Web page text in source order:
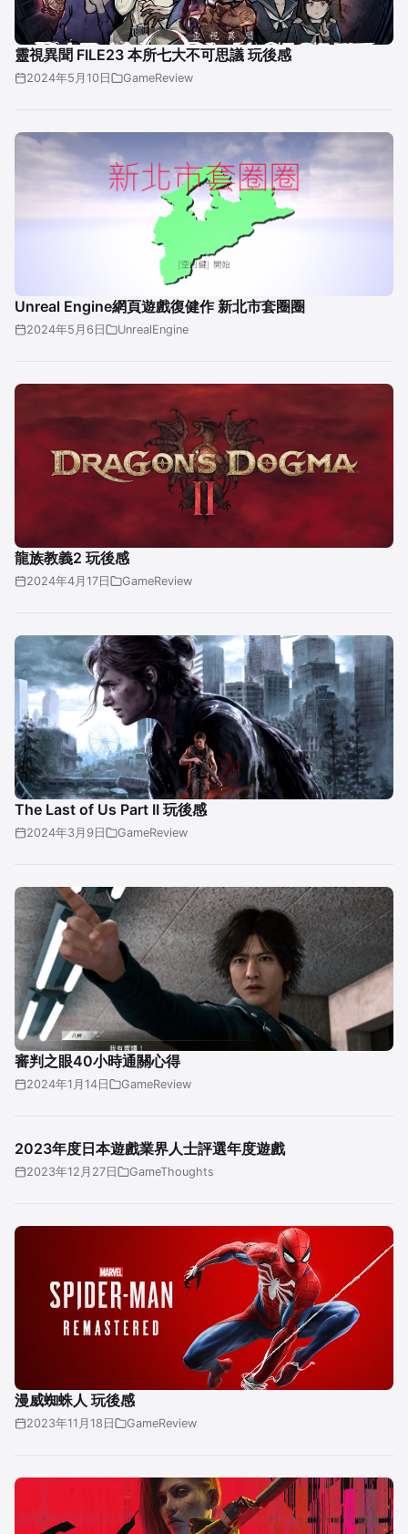
靈視異聞 FILE23 本所七大不可思議 玩後感
2024年5月10日 GameReview
Unreal Engine網頁遊戲復健作 新北市套圈圈
2024年5月6日 UnrealEngine
龍族教義2 玩後感
2024年4月17日 GameReview
The Last of Us Part II 玩後感
2024年3月9日 GameReview
審判之眼40小時通關心得
2024年1月14日 GameReview
2023年度日本遊戲業界人士評選年度遊戲
2023年12月27日 GameThoughts
漫威蜘蛛人 玩後感
2023年11月18日 GameReview